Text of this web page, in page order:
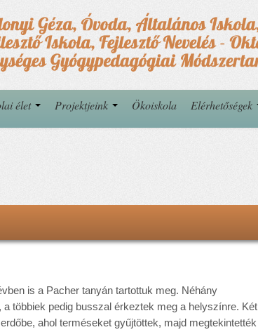
élet Projektjeink Ökoiskola Elérhetőségek
is a Pacher tanyán tartottuk meg. Néhány
többiek pedig busszal érkeztek meg a helyszínre. Két
ahol terméseket gyűjtöttek, majd megtekintették